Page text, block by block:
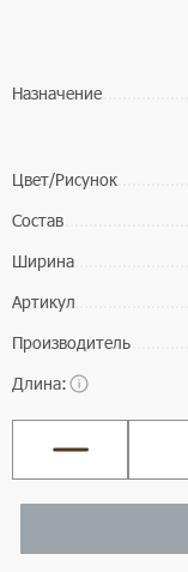
Назначение
Цвет/Рисунок
Состав
Ширина
Артикул
Производитель
Длина: